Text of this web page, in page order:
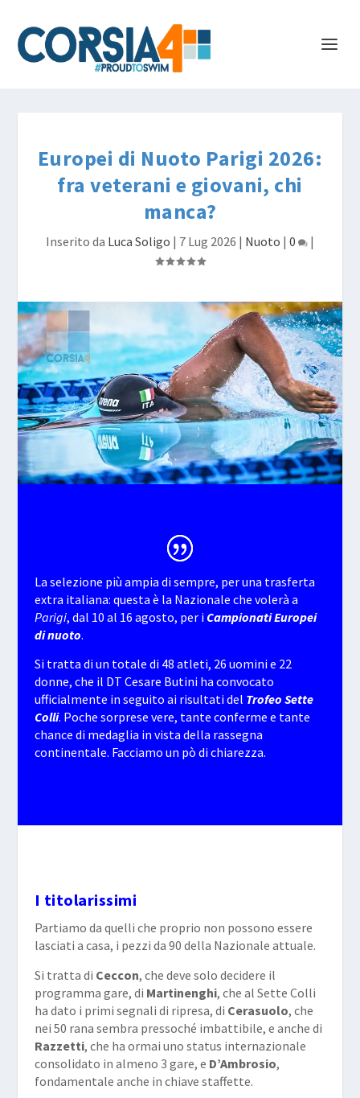
Europei di Nuoto Parigi 2026:
fra veterani e giovani, chi
manca?
Inserito da Luca Soligo | 7 Lug 2026 | Nuoto | 0 |
La selezione più ampia di sempre, per una trasferta
extra italiana: questa è la Nazionale che volerà a
Parigi, dal 10 al 16 agosto, per i Campionati Europei
di nuoto.
Si tratta di un totale di 48 atleti, 26 uomini e 22
donne, che il DT Cesare Butini ha convocato
ufficialmente in seguito ai risultati del Trofeo Sette
Colli. Poche sorprese vere, tante conferme e tante
chance di medaglia in vista della rassegna
continentale. Facciamo un pò di chiarezza.
I titolarissimi
Partiamo da quelli che proprio non possono essere
lasciati a casa, i pezzi da 90 della Nazionale attuale.
Si tratta di Ceccon, che deve solo decidere il
programma gare, di Martinenghi, che al Sette Colli
ha dato i primi segnali di ripresa, di Cerasuolo, che
nei 50 rana sembra pressoché imbattibile, e anche di
Razzetti, che ha ormai uno status internazionale
consolidato in almeno 3 gare, e D’Ambrosio,
fondamentale anche in chiave staffette.